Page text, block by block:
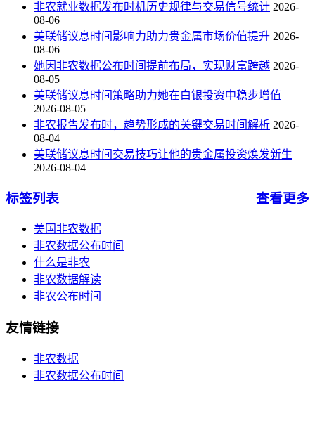
非农就业数据发布时机历史规律与交易信号统计 2026-
08-06
美联储议息时间影响力助力贵金属市场价值提升 2026-
08-06
她因非农数据公布时间提前布局，实现财富跨越 2026-
08-05
美联储议息时间策略助力她在白银投资中稳步增值
2026-08-05
非农报告发布时，趋势形成的关键交易时间解析 2026-
08-04
美联储议息时间交易技巧让他的贵金属投资焕发新生
2026-08-04
标签列表 查看更多
美国非农数据
非农数据公布时间
什么是非农
非农数据解读
非农公布时间
友情链接
非农数据
非农数据公布时间